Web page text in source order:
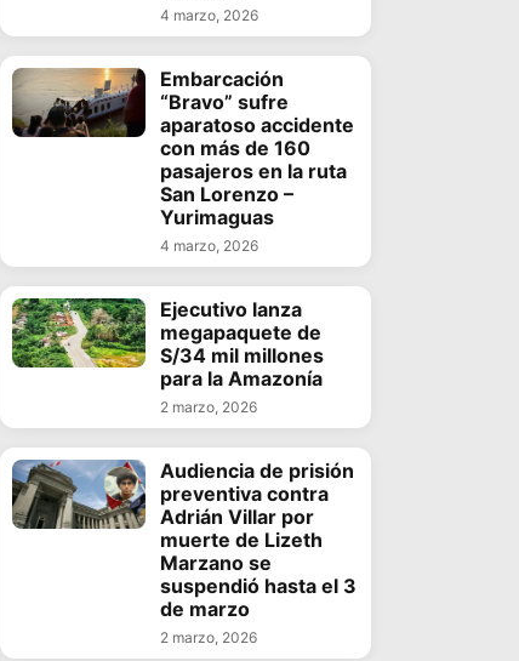
4 marzo, 2026
Embarcación
“Bravo” sufre
aparatoso accidente
con más de 160
pasajeros en la ruta
San Lorenzo –
Yurimaguas
4 marzo, 2026
Ejecutivo lanza
megapaquete de
S/34 mil millones
para la Amazonía
2 marzo, 2026
Audiencia de prisión
preventiva contra
Adrián Villar por
muerte de Lizeth
Marzano se
suspendió hasta el 3
de marzo
2 marzo, 2026